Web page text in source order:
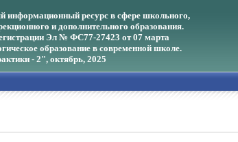
информационный ресурс в сфере школьного,
и дополнительного образования.
Эл № ФС77-27423 от 07 марта
образование в современной школе.
- 2", октябрь, 2025